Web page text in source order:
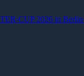
CUP 2026 in